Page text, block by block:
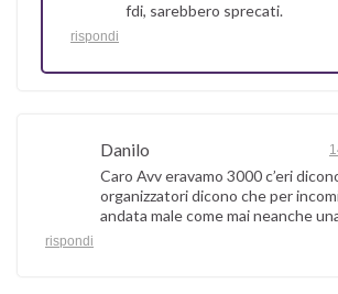
fdi, sarebbero sprecati.
rispondi
Danilo
Caro Avv eravamo 3000 c’eri
organizzatori dicono che per
andata male come mai neanche
rispondi